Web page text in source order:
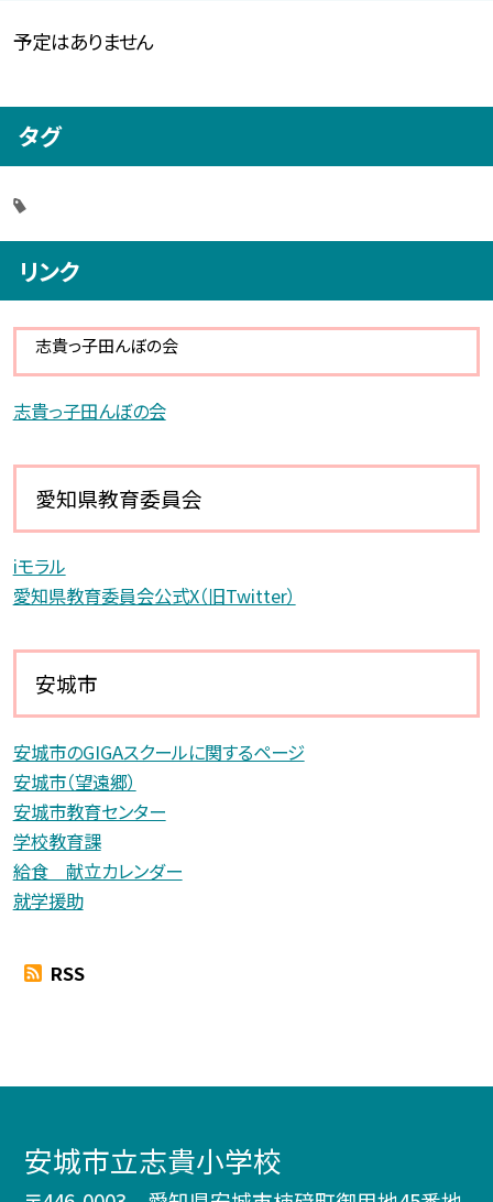
予定はありません
タグ
リンク
志貴っ子田んぼの会
志貴っ子田んぼの会
愛知県教育委員会
iモラル
愛知県教育委員会公式X（旧Twitter）
安城市
安城市のGIGAスクールに関するページ
安城市（望遠郷）
安城市教育センター
学校教育課
給食 献立カレンダー
就学援助
RSS
安城市立志貴小学校